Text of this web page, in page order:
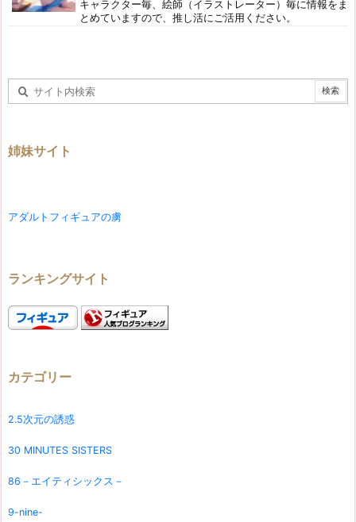
キャラクター毎、絵師（イラストレーター）毎に情報をま
とめていますので、推し活にご活用ください。
姉妹サイト
アダルトフィギュアの虜
ランキングサイト
カテゴリー
2.5次元の誘惑
30 MINUTES SISTERS
86－エイティシックス－
9-nine-